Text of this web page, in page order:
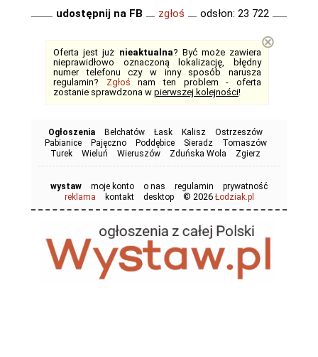
udostępnij na FB zgłoś odsłon: 23 722
Oferta jest już nieaktualna? Być może zawiera
nieprawidłowo oznaczoną lokalizację, błędny
numer telefonu czy w inny sposób narusza
regulamin? Zgłoś nam ten problem - oferta
zostanie sprawdzona w pierwszej kolejności!
⊗
Ogłoszenia Bełchatów Łask Kalisz
Ostrzeszów
Pabianice
Pajęczno Poddębice Sieradz
Tomaszów
Turek
Wieluń Wieruszów Zduńska Wola Zgierz
wystaw moje konto o nas regulamin
prywatność
reklama
kontakt desktop © 2026 Łodziak.pl